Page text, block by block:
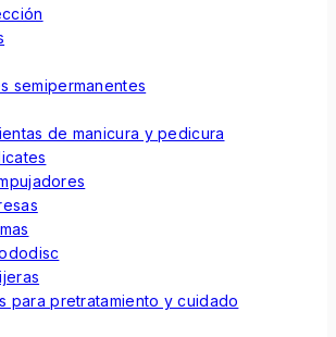
semipermanentes
de manicura y pedicura
para pretratamiento y cuidado